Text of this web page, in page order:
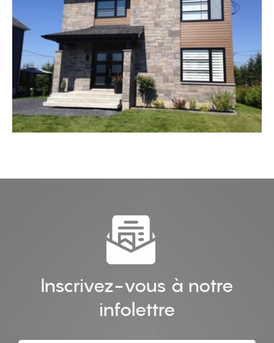
Inscrivez-vous à notre
infolettre